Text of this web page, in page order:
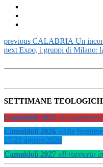
previous CALABRIA Un
next Expo, i gruppi di Milano:
SETTIMANE
Camaldoli 2025 «La
Camaldoli 2026 «Alle
17-21 agosto 2026
Camaldoli 2027 «Il rapporto